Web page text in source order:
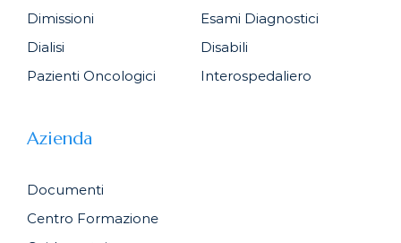
Dimissioni
Esami Diagnostici
Dialisi
Disabili
Pazienti Oncologici
Interospedaliero
Azienda
Documenti
Centro Formazione